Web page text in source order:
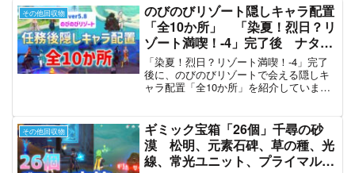
その他回収物
のびのびリゾート隠しキャラ配置
「全10か所」 「染夏！烈日？リ
ゾート満喫！-4」完了後 ナタ
原神 ver5.8
「染夏！烈日？リゾート満喫！-4」完了
後に、のびのびリゾートで会える隠しキ
ャラ配置「全10か所」を紹介していま
その他回収物
ギミック宝箱「26個」千尋の砂
漠 松明、元素石碑、草の種、光
線、常光ユニット、プライマル火